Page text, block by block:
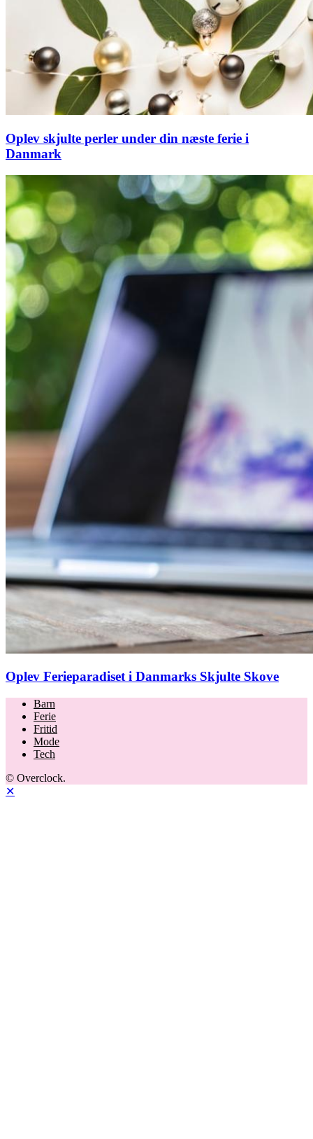
Oplev skjulte perler under din næste ferie i
Danmark
Oplev Ferieparadiset i Danmarks Skjulte Skove
Barn
Ferie
Fritid
Mode
Tech
© Overclock.
✕